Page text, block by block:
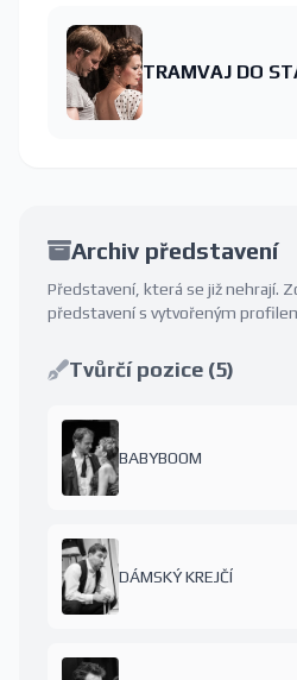
TRAMVAJ DO
Archiv představení
Představení, která se již nehrají.
představení s vytvořeným
Tvůrčí pozice (5)
BABYBOOM
DÁMSKÝ KREJČÍ